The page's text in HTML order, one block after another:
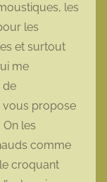
les
les
et surtout
me
de
vous propose
les
comme
croquant